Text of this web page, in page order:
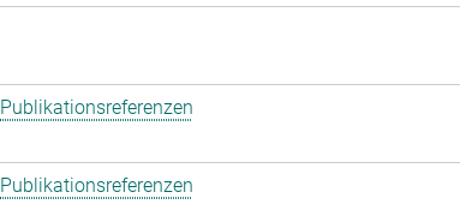
Publikationsreferenzen
Publikationsreferenzen